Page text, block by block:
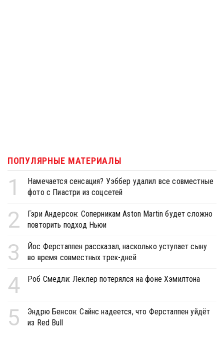
ПОПУЛЯРНЫЕ МАТЕРИАЛЫ
1
Намечается сенсация? Уэббер удалил все совместные
фото с Пиастри из соцсетей
2
Гэри Андерсон: Соперникам Aston Martin будет сложно
повторить подход Ньюи
3
Йос Ферстаппен рассказал, насколько уступает сыну
во время совместных трек-дней
4 Роб Смедли: Леклер потерялся на фоне Хэмилтона
5
Эндрю Бенсон: Сайнс надеется, что Ферстаппен уйдёт
из Red Bull